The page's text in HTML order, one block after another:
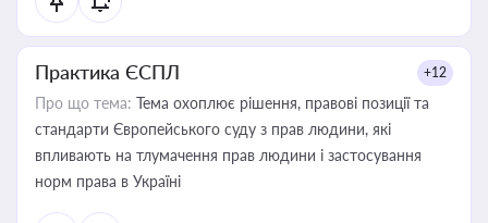
Практика ЄСПЛ +12
Про що тема: Тема охоплює рішення, правові позиції та
стандарти Європейського суду з прав людини, які
впливають на тлумачення прав людини і застосування
норм права в Україні